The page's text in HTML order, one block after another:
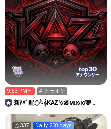
top30
アナウンサー
9:53 PM〜 # カラオケ
新ｱﾊﾞ配㊥𓆩𝄞ᏦAᏃ'ꜱ🎤ᴍusiᴄ🐼
337 Daily 238 days